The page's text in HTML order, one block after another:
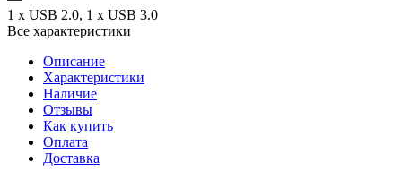
1 х USB 2.0, 1 х USB 3.0
Все характеристики
Описание
Характеристики
Наличие
Отзывы
Как купить
Оплата
Доставка